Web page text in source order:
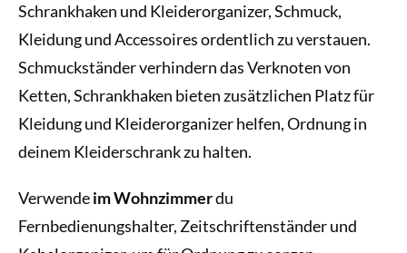
Schrankhaken und Kleiderorganizer, Schmuck,
Kleidung und Accessoires ordentlich zu verstauen.
Schmuckständer verhindern das Verknoten von
Ketten, Schrankhaken bieten zusätzlichen Platz für
Kleidung und Kleiderorganizer helfen, Ordnung in
deinem Kleiderschrank zu halten.
Verwendeim Wohnzimmerdu
Fernbedienungshalter, Zeitschriftenständer und